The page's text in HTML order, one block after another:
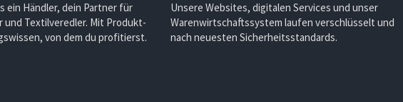
ein Händler, dein Partner für
und Textilveredler. Mit Produkt-
von dem du profitierst.
Unsere Websites, digitalen Services und unser
Warenwirtschaftssystem laufen verschlüsselt und
nach neuesten Sicherheitsstandards.